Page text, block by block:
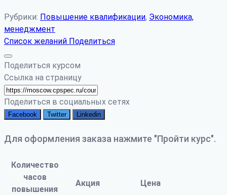
Рубрики: Повышение квалификации, Экономика,
менеджмент
Список желаний Поделиться
Поделиться курсом
Ссылка на страницу
Поделиться в социальных сетях
Facebook Twitter Linkedin
Для оформления заказа нажмите "Пройти курс".
Количество
часов
повышения
Акция Цена